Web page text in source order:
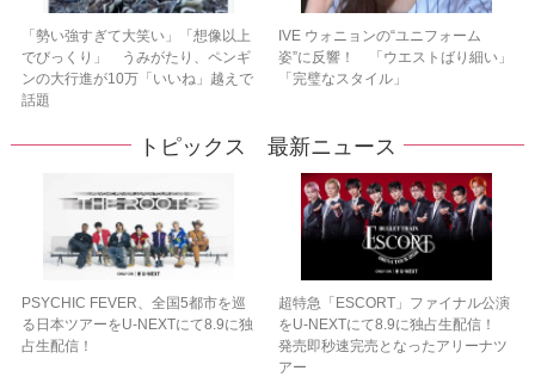
「勢い強すぎて大笑い」「想像以上
でびっくり」 うみがたり、ペンギ
ンの大行進が10万「いいね」越えで
話題
IVE ウォニョンの“ユニフォーム
姿”に反響！ 「ウエストばり細い」
「完璧なスタイル」
トピックス 最新ニュース
PSYCHIC FEVER、全国5都市を巡
る日本ツアーをU‐NEXTにて8.9に独
占生配信！
超特急「ESCORT」ファイナル公演
をU-NEXTにて8.9に独占生配信！
発売即秒速完売となったアリーナツ
アー